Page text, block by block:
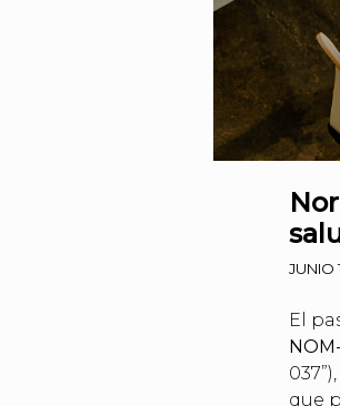
JUNIO
El
que